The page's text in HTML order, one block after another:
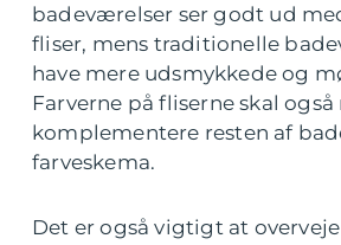
badeværelser ser godt ud
fliser, mens traditionelle
have mere udsmykkede og
Farverne på fliserne skal
komplementere resten af
farveskema.
Det er også vigtigt at